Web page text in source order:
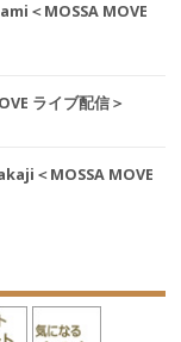
＜MOSSA MOVE
ライブ配信＞
＜MOSSA MOVE